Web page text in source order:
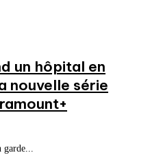
un hôpital en
nouvelle série
garde...